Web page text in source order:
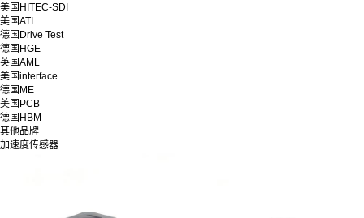
美国HITEC-SDI
美国ATI
德国Drive Test
德国HGE
英国AML
美国interface
德国ME
美国PCB
德国HBM
其他品牌
加速度传感器